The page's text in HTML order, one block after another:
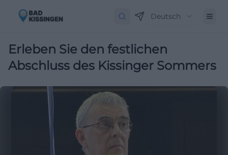
Deutsch
Erleben Sie den festlichen
Abschluss des Kissinger Sommers